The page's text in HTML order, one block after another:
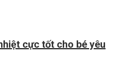
cực tốt cho bé yêu